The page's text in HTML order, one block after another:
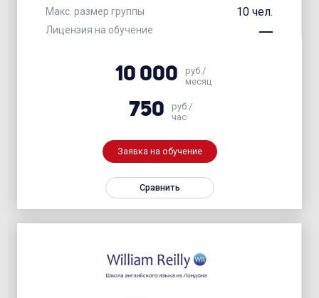
Макс. размер группы 10 чел.
Лицензия на обучение
10 000
руб./
месяц
750
руб./
час
Заявка на обучение
Сравнить